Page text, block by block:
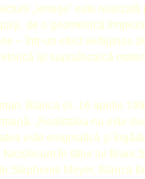
„leneşe” este
de o geometrică
– într‑un efect vertiginos
îşi supraîncarcă
Blanca (n. 16 aprilie
„Realitatea nu este
este enigmatică şi
în stilul lui Bram
Stephenie Meyer, Blanca